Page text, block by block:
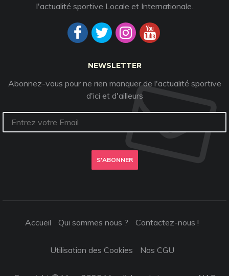
l'actualité sportive Locale et Internationale.
NEWSLETTER
Abonnez-vous pour ne rien manquer de l'actualité sportive
d'ici et d'ailleurs
S'ABONNER
Accueil Qui sommes nous ? Contactez-nous !
Utilisation des Cookies Nos CGU